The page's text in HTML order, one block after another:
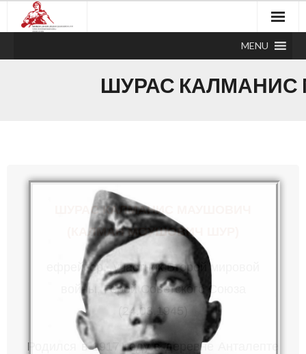
MENU
ШУРАС
ШУРАС КАЛМАНИС МАУШОВИЧ
(КАЛМАН МОУШОВИЧ ШУР)
ефрейтор, участник Второй мировой
войны, Герой Советского Союза
(24.03.1945)
Родился в 1917 году в деревне Анталепте